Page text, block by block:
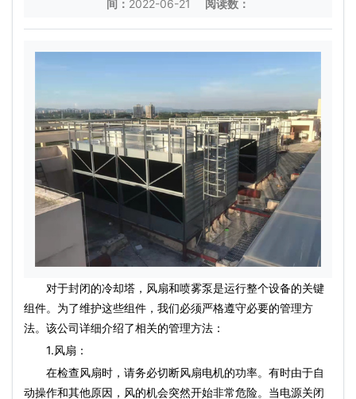
间： 2022-06-21 阅读数：
对于封闭的冷却塔，风扇和喷雾泵是运行整个设备的关键
组件。为了维护这些组件，我们必须严格遵守必要的管理方
法。该公司详细介绍了相关的管理方法：
1.风扇：
在检查风扇时，请务必切断风扇电机的功率。有时由于自
动操作和其他原因，风的机会突然开始非常危险。当电源关闭